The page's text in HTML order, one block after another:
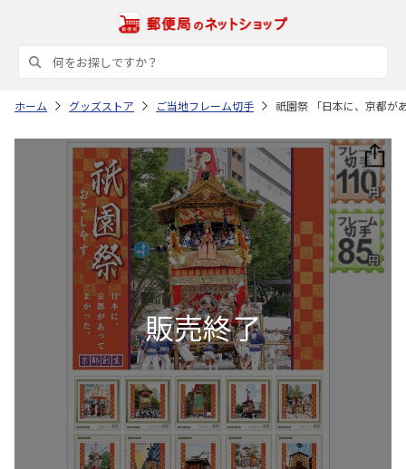
ホーム グッズストア ご当地フレーム切手 祇園祭 「日本に、京都